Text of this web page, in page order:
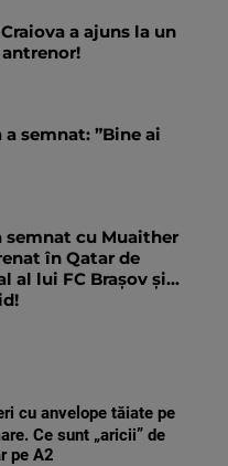
a ajuns la un
semnat: ”Bine ai
semnat cu Muaither
în Qatar de
al lui FC Brașov și...
cu anvelope tăiate pe
Ce sunt „aricii” de
pe A2